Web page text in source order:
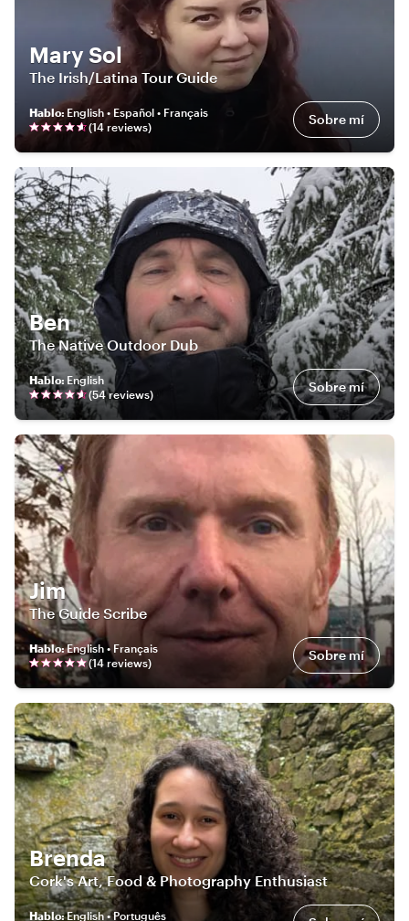
Mary Sol
The Irish/Latina Tour Guide
Hablo: English • Español • Français
(14reviews) Sobre mí
Ben
The Native Outdoor Dub
Hablo:English
(54reviews) Sobre mí
Jim
The Guide Scribe
Hablo:English • Français
(14 reviews) Sobre mí
Brenda
Cork's Art, Food & Photography Enthusiast
Hablo:English • Português